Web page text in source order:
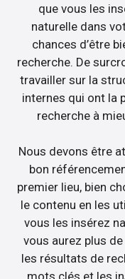
que vous les
naturelle dans
chances d’être
recherche. De
travailler sur la
internes qui ont la
recherche à
Nous devons être
bon
premier lieu, bien
le contenu en les
vous les insérez
vous aurez plus
les résultats de